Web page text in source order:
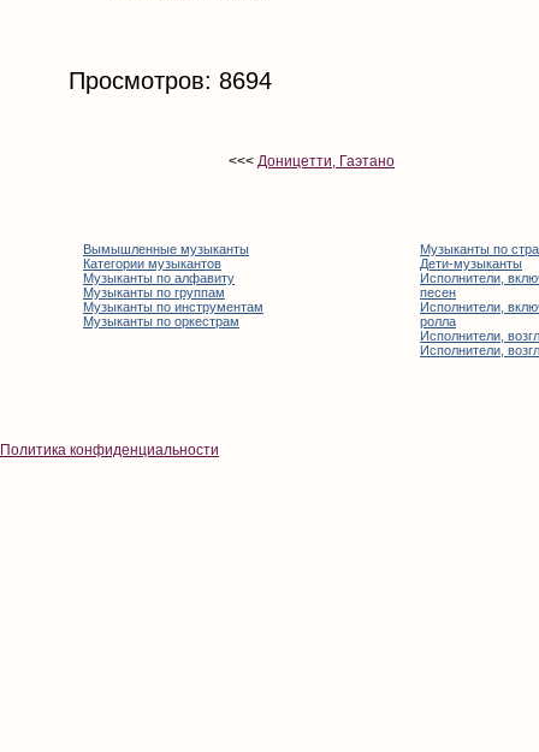
Просмотров: 8694
<<< Доницетти, Гаэтано
Вымышленные музыканты
Категории музыкантов
Музыканты по алфавиту
Музыканты по группам
Музыканты по инструментам
Музыканты по оркестрам
Музыканты по
Дети-музыканты
Исполнители,
песен
Исполнители,
ролла
Исполнители,
Исполнители,
Политика конфиденциальности